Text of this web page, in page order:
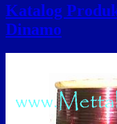
Katalog
Dinamo